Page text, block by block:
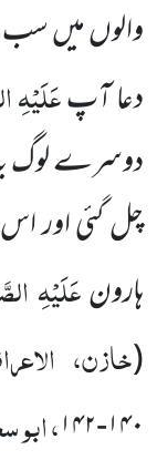
والوں میں
دعا آپعَلَیْہِ
دوسرے لوگ
چل گئی اور
ہارونعَلَیْہِ
(خازن،
۱۴۰-۱۴۲
،